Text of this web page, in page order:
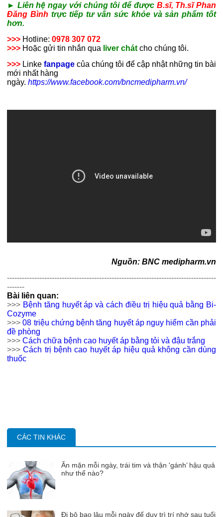
► Liên hệ ngay với chúng tôi để được B.sĩ, Th.sĩ Phan
Đăng Bình trực tiếp tư vấn sức khỏe và sản phẩm tốt
hơn.
>>> Hotline: 0978 307 072
>>> Hoặc gửi tin nhắn qua liver chát cho chúng tôi.
>>> Linke fanpage của chúng tôi để cập nhật những tin bài
mới nhất hàng
ngày. https://www.facebook.com/bncmedipharm.vn/
Nguồn: BNC medipharm.vn
------------------------------------------------------------------------------------
-------
Bài liên quan:
>>> Bệnh tăng huyết áp và cách điều trị hiệu quả bằng Bi-
Cozyme
>>> 08 triệu chứng bệnh tăng huyết áp nguy hiểm cần phải
đề phòng
>>> Cách chữa bệnh cao huyết áp bằng tỏi và đậu trắng
>>> Cách trị bệnh cao huyết áp hiệu quả không cần dùng
thuốc
CÁC TIN KHÁC
Ăn mặn mỗi ngày, trái tim và thận 'gánh’ hậu quả
như thế nào?
Đi bộ bao lâu mỗi ngày để duy trì trí nhớ sau tuổi